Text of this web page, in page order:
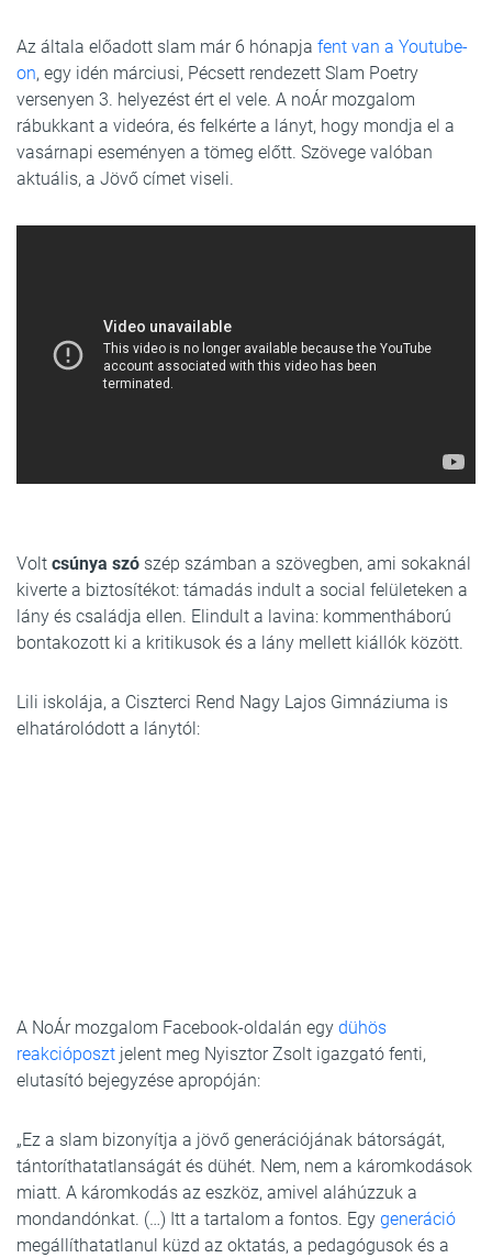
Az általa előadott slam már 6 hónapja fent van a Youtube-
on, egy idén márciusi, Pécsett rendezett Slam Poetry
versenyen 3. helyezést ért el vele. A noÁr mozgalom
rábukkant a videóra, és felkérte a lányt, hogy mondja el a
vasárnapi eseményen a tömeg előtt. Szövege valóban
aktuális, a Jövő címet viseli.
Volt csúnya szó szép számban a szövegben, ami sokaknál
kiverte a biztosítékot: támadás indult a social felületeken a
lány és családja ellen. Elindult a lavina: kommentháború
bontakozott ki a kritikusok és a lány mellett kiállók között.
Lili iskolája, a Ciszterci Rend Nagy Lajos Gimnáziuma is
elhatárolódott a lánytól:
A NoÁr mozgalom Facebook-oldalán egy dühös
reakcióposzt jelent meg Nyisztor Zsolt igazgató fenti,
elutasító bejegyzése apropóján:
„Ez a slam bizonyítja a jövő generációjának bátorságát,
tántoríthatatlanságát és dühét. Nem, nem a káromkodások
miatt. A káromkodás az eszköz, amivel aláhúzzuk a
mondandónkat. (…) Itt a tartalom a fontos. Egy generáció
megállíthatatlanul küzd az oktatás, a pedagógusok és a